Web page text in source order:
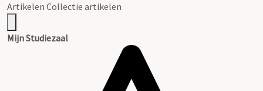
Artikelen Collectie artikelen
Mijn Studiezaal